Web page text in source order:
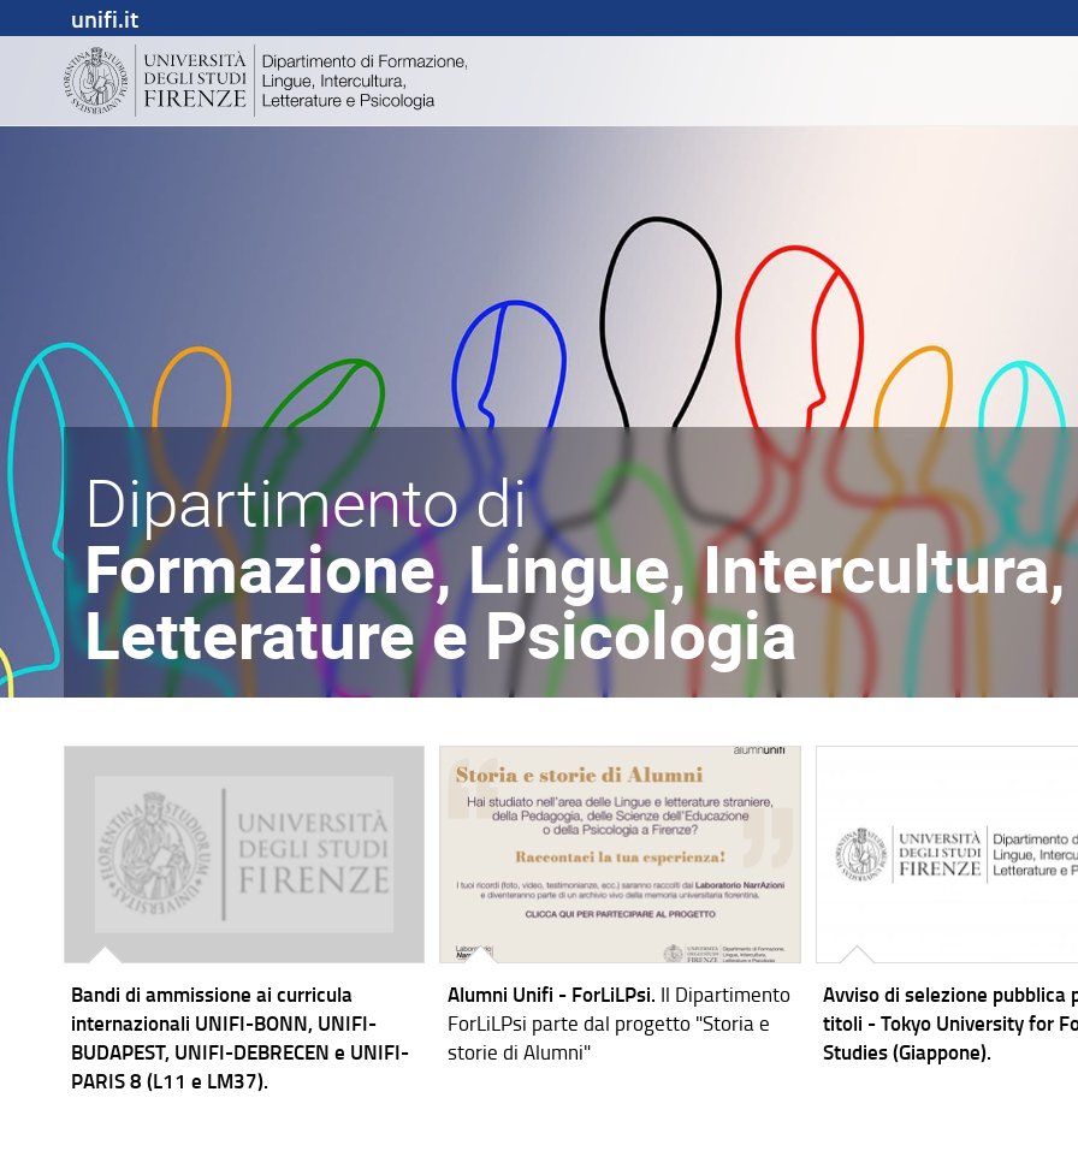
unifi.it
Dipartimento di
Formazione, Lingue, Intercultura,
Letterature e Psicologia
Bandi di ammissione ai curricula
internazionali UNIFI-BONN, UNIFI-
BUDAPEST, UNIFI-DEBRECEN e UNIFI-
PARIS 8 (L11 e LM37).
Alumni Unifi - ForLiLPsi. Il Dipartimento
ForLiLPsi parte dal progetto "Storia e
storie di Alumni"
Avviso di selezione pubblica
titoli - Tokyo University for
Studies (Giappone).